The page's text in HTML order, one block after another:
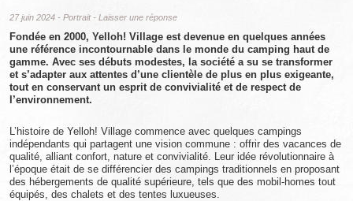
27 juin 2024 - Portrait- Laisser une réponse
Fondée en 2000, Yelloh! Village est devenue en quelques années
une référence incontournable dans le monde du camping haut de
gamme. Avec ses débuts modestes, la société a su se transformer
et s’adapter aux attentes d’une clientèle de plus en plus exigeante,
tout en conservant un esprit de convivialité et de respect de
l’environnement.
L’histoire de Yelloh! Village commence avec quelques campings
indépendants qui partagent une vision commune : offrir des vacances de
qualité, alliant confort, nature et convivialité. Leur idée révolutionnaire à
l’époque était de se différencier des campings traditionnels en proposant
des hébergements de qualité supérieure, tels que des mobil-homes tout
équipés, des chalets et des tentes luxueuses.